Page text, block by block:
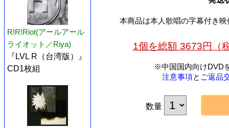
R!R!Riot(アールアール
ライオット／Riya)
『LVL R（台湾版）』
CD1枚組
本商品は本人歌唱の字幕付き
1個を総額 3673円（
※中国国内向けDVD
注意事項と ご返品
数量